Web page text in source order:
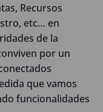
Recursos
etc… en
de la
por un
que vamos
funcionalidades